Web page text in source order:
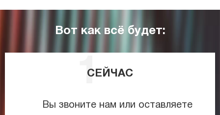
Вот как всё будет:
СЕЙЧАС
Вы звоните нам или оставляете